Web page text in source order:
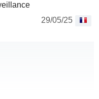
29/05/25